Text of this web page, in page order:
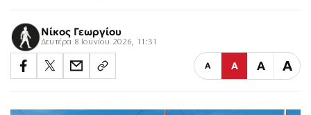
Νίκος Γεωργίου
Δευτέρα 8 Ιουνίου 2026, 11:31
Α Α Α Α